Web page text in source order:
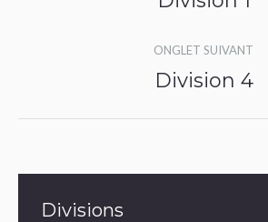
ONGLET SUIVANT
Onglet
Division 4
Divisions